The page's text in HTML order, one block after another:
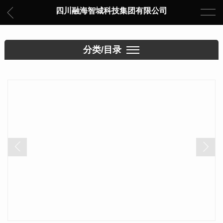
四川融海智城科技集团有限公司
分类/目录